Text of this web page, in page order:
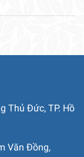
Thủ Đức, TP. Hồ
Văn Đồng,